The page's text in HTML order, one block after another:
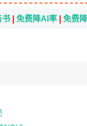
书 免费降AI率 免费